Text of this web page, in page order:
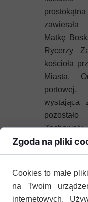
Matkę
Rycerzy
kościoła
Miasta.
wystająca
południowej.
Zgoda na pliki
Cookies to małe
na Twoim
internetowych.